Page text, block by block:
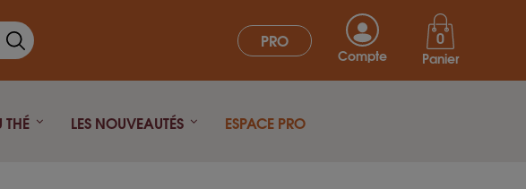
PRO
Compte Panier
0
THÉ LES NOUVEAUTÉS ESPACE PRO